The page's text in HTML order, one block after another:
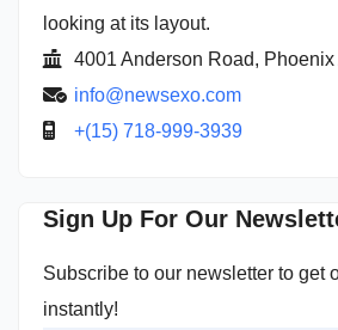
looking at its layout.
4001 Anderson Road, Phoenix
info@newsexo.com
+(15) 718-999-3939
Sign Up For Our
Subscribe to our newsletter to get
instantly!